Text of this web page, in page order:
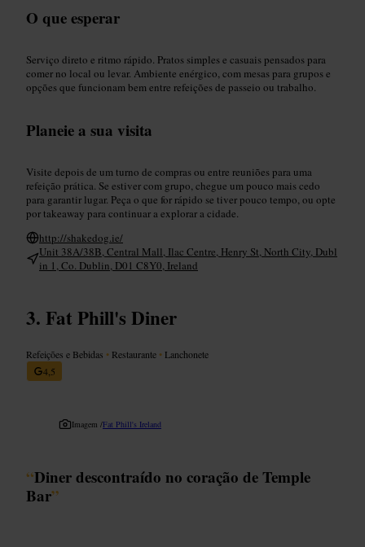
O que esperar
Serviço direto e ritmo rápido. Pratos simples e casuais pensados para
comer no local ou levar. Ambiente enérgico, com mesas para grupos e
opções que funcionam bem entre refeições de passeio ou trabalho.
Planeie a sua visita
Visite depois de um turno de compras ou entre reuniões para uma
refeição prática. Se estiver com grupo, chegue um pouco mais cedo
para garantir lugar. Peça o que for rápido se tiver pouco tempo, ou opte
por takeaway para continuar a explorar a cidade.
http://shakedog.ie/
Unit 38A/38B, Central Mall, Ilac Centre, Henry St, North City, Dubl
in 1, Co. Dublin, D01 C8Y0, Ireland
Fat Phill's Diner
Refeições e Bebidas • Restaurante • Lanchonete
4,5
Imagem /Fat Phill's Ireland
“Diner descontraído no coração de Temple
Bar”